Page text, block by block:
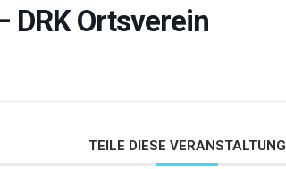
DRK Ortsverein
TEILE DIESE VERANSTALTUNG